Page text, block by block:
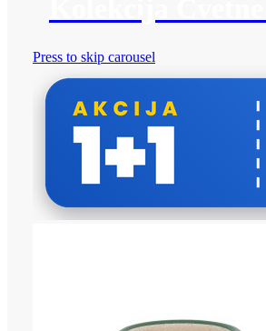
Press to skip carousel